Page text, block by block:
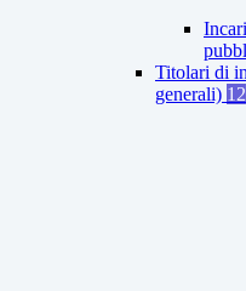
Titolari di
generali) 12